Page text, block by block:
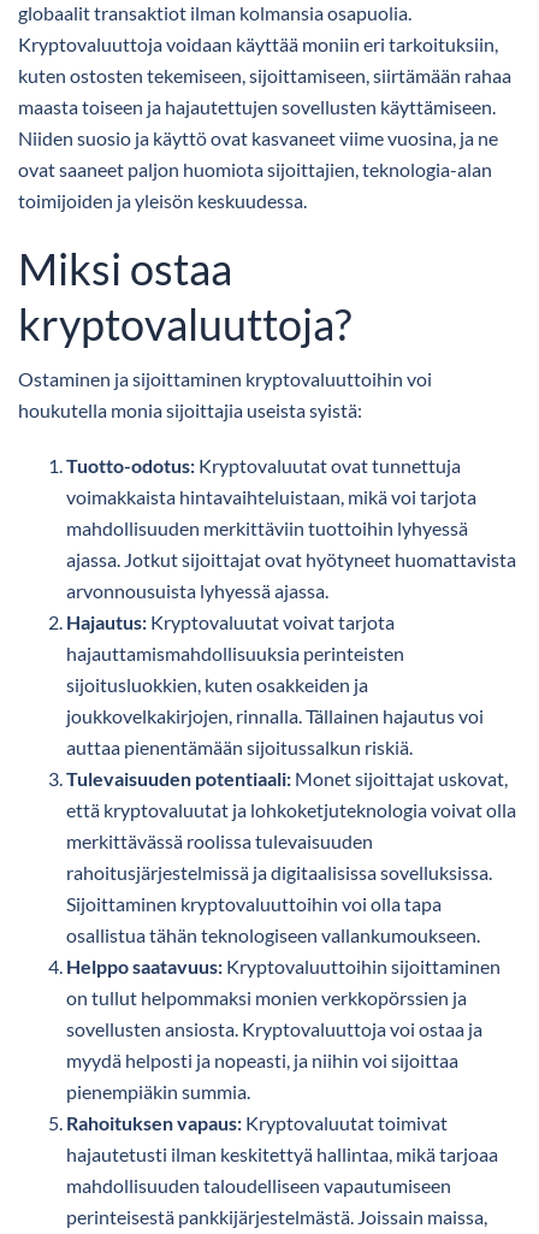
globaalit transaktiot ilman kolmansia osapuolia.
Kryptovaluuttoja voidaan käyttää moniin eri tarkoituksiin,
kuten ostosten tekemiseen, sijoittamiseen, siirtämään rahaa
maasta toiseen ja hajautettujen sovellusten käyttämiseen.
Niiden suosio ja käyttö ovat kasvaneet viime vuosina, ja ne
ovat saaneet paljon huomiota sijoittajien, teknologia-alan
toimijoiden ja yleisön keskuudessa.
Miksi ostaa
kryptovaluuttoja?
Ostaminen ja sijoittaminen kryptovaluuttoihin voi
houkutella monia sijoittajia useista syistä:
Tuotto-odotus: Kryptovaluutat ovat tunnettuja
voimakkaista hintavaihteluistaan, mikä voi tarjota
mahdollisuuden merkittäviin tuottoihin lyhyessä
ajassa. Jotkut sijoittajat ovat hyötyneet huomattavista
arvonnousuista lyhyessä ajassa.
Hajautus: Kryptovaluutat voivat tarjota
hajauttamismahdollisuuksia perinteisten
sijoitusluokkien, kuten osakkeiden ja
joukkovelkakirjojen, rinnalla. Tällainen hajautus voi
auttaa pienentämään sijoitussalkun riskiä.
Tulevaisuuden potentiaali: Monet sijoittajat uskovat,
että kryptovaluutat ja lohkoketjuteknologia voivat olla
merkittävässä roolissa tulevaisuuden
rahoitusjärjestelmissä ja digitaalisissa sovelluksissa.
Sijoittaminen kryptovaluuttoihin voi olla tapa
osallistua tähän teknologiseen vallankumoukseen.
Helppo saatavuus: Kryptovaluuttoihin sijoittaminen
on tullut helpommaksi monien verkkopörssien ja
sovellusten ansiosta. Kryptovaluuttoja voi ostaa ja
myydä helposti ja nopeasti, ja niihin voi sijoittaa
pienempiäkin summia.
Rahoituksen vapaus: Kryptovaluutat toimivat
hajautetusti ilman keskitettyä hallintaa, mikä tarjoaa
mahdollisuuden taloudelliseen vapautumiseen
perinteisestä pankkijärjestelmästä. Joissain maissa,